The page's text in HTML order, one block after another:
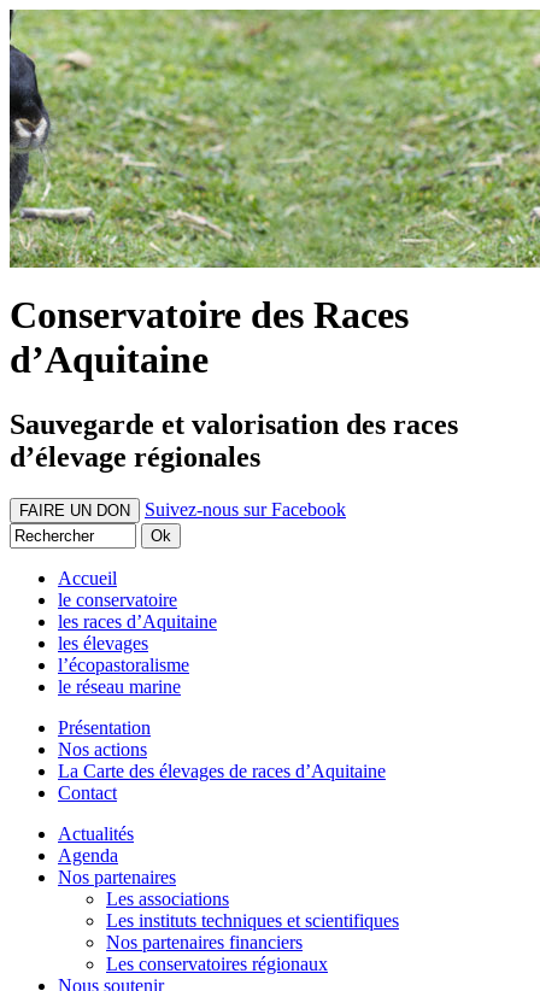
Conservatoire des Races
d’Aquitaine
Sauvegarde et valorisation des races
d’élevage régionales
FAIRE UN DON Suivez-nous sur Facebook
Accueil
le conservatoire
les races d’Aquitaine
les élevages
l’écopastoralisme
le réseau marine
Présentation
Nos actions
La Carte des élevages de races d’Aquitaine
Contact
Actualités
Agenda
Nos partenaires
Les associations
Les instituts techniques et scientifiques
Nos partenaires financiers
Les conservatoires régionaux
Nous soutenir